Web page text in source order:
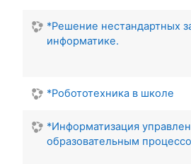
*Решение нестандартных
информатике.
*Робототехника в школе
*Информатизация
образовательным